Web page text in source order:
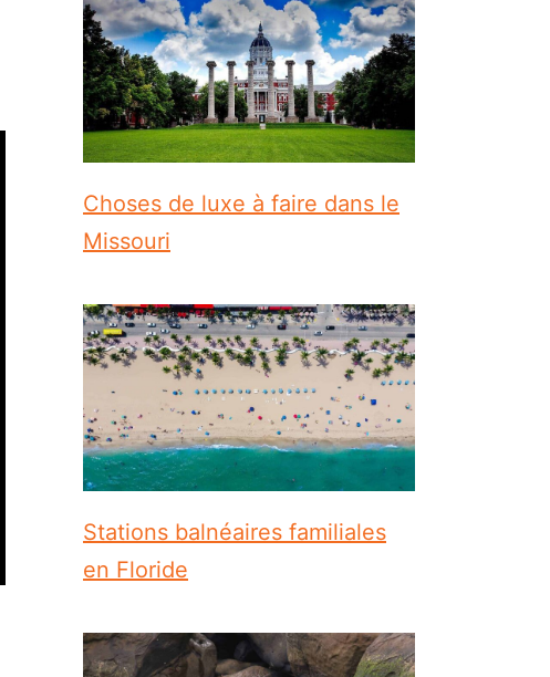
Choses de luxe à faire dans le
Missouri
Stations balnéaires familiales
en Floride